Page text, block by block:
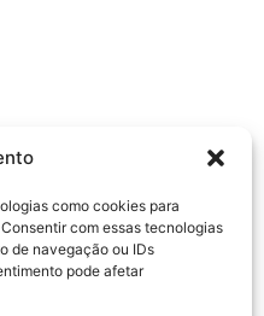
como cookies para
com essas tecnologias
de navegação ou IDs
pode afetar